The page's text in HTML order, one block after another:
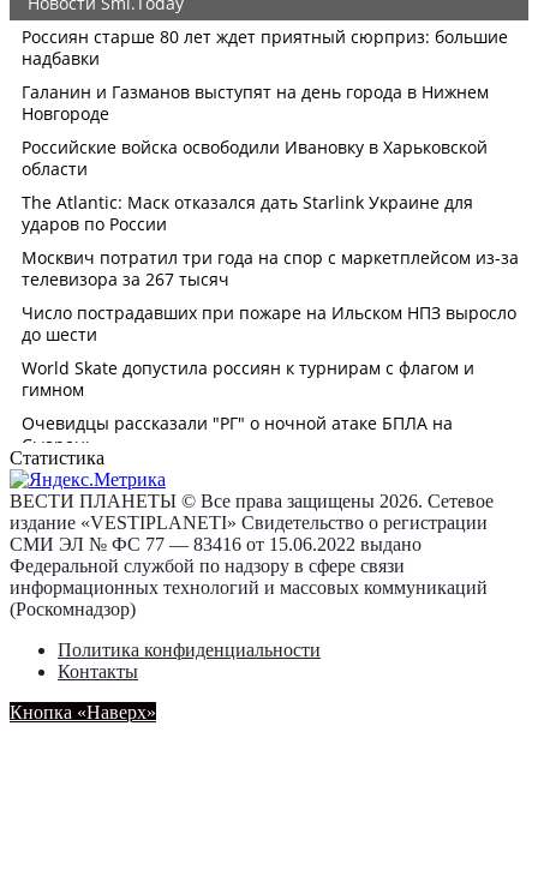
Статистика
ВЕСТИ ПЛАНЕТЫ © Все права защищены 2026. Сетевое
издание «VESTIPLANETI» Свидетельство о регистрации
СМИ ЭЛ № ФС 77 — 83416 от 15.06.2022 выдано
Федеральной службой по надзору в сфере связи
информационных технологий и массовых коммуникаций
(Роскомнадзор)
Политика конфиденциальности
Контакты
Кнопка «Наверх»